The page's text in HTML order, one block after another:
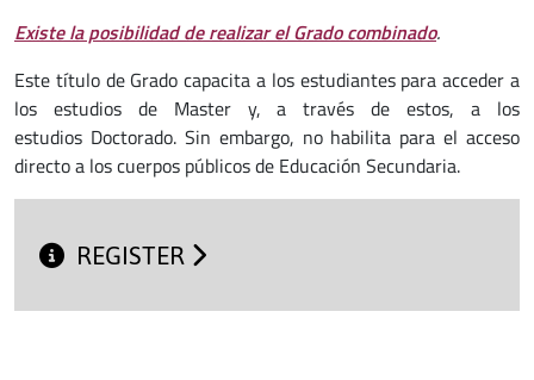
Existe la posibilidad de realizar el Grado combinado.
Este título de Grado capacita a los estudiantes para acceder a
los estudios de Master y, a través de estos, a los
estudios Doctorado. Sin embargo, no habilita para el acceso
directo a los cuerpos públicos de Educación Secundaria.
REGISTER